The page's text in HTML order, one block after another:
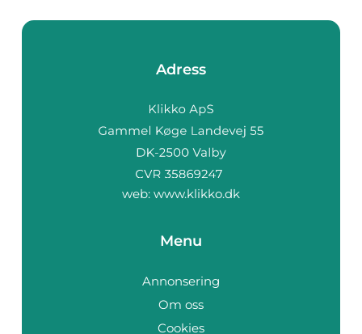
Adress
web: www.klikko.dk
Menu
Annonsering
Om oss
Cookies